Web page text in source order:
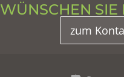
WÜNSCHEN SIE
zum